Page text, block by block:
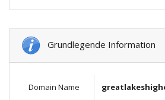
Grundlegende Information
Domain Name